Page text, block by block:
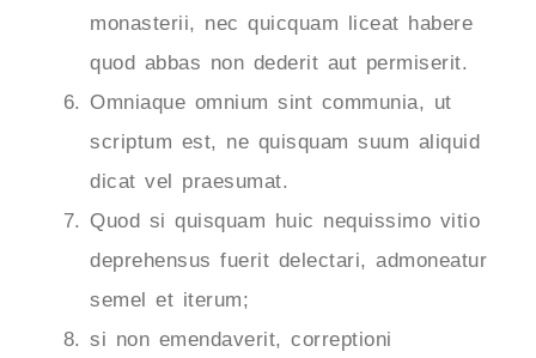
monasterii, nec quicquam liceat habere
quod abbas non dederit aut permiserit.
Omniaque omnium sint communia, ut
scriptum est, ne quisquam suum aliquid
dicat vel praesumat.
Quod si quisquam huic nequissimo vitio
deprehensus fuerit delectari, admoneatur
semel et iterum;
si non emendaverit, correptioni